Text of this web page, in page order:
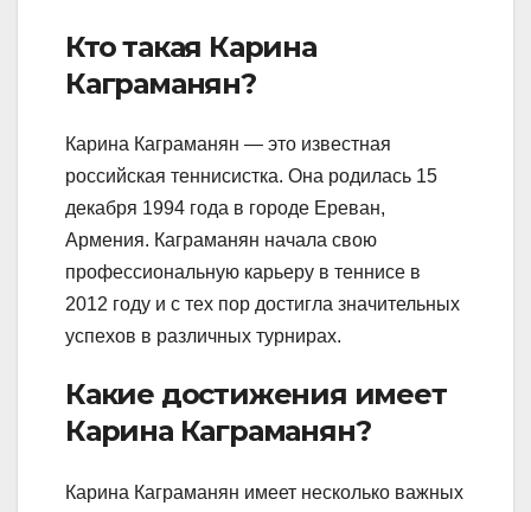
Кто такая Карина
Каграманян?
Карина Каграманян — это известная
российская теннисистка. Она родилась 15
декабря 1994 года в городе Ереван,
Армения. Каграманян начала свою
профессиональную карьеру в теннисе в
2012 году и с тех пор достигла значительных
успехов в различных турнирах.
Какие достижения имеет
Карина Каграманян?
Карина Каграманян имеет несколько важных